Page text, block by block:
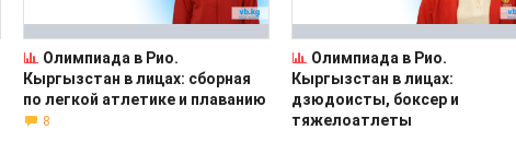
Олимпиада в Рио.
Кыргызстан в лицах: сборная
по легкой атлетике и плаванию
8
Олимпиада в Рио.
Кыргызстан в лицах:
дзюдоисты, боксер и
тяжелоатлеты